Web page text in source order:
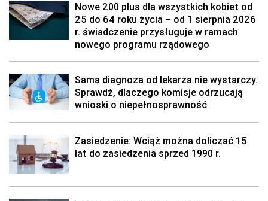
Nowe 200 plus dla wszystkich kobiet od
25 do 64 roku życia – od 1 sierpnia 2026
r. świadczenie przysługuje w ramach
nowego programu rządowego
Sama diagnoza od lekarza nie wystarczy.
Sprawdź, dlaczego komisje odrzucają
wnioski o niepełnosprawność
Zasiedzenie: Wciąż można doliczać 15
lat do zasiedzenia sprzed 1990 r.